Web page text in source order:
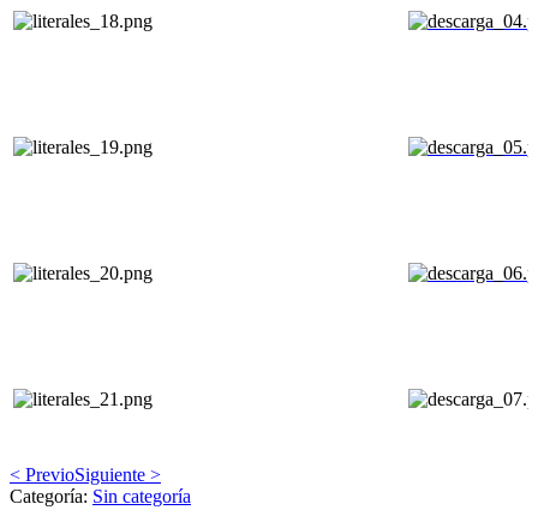
< PrevioSiguiente >
Categoría: Sin categoría